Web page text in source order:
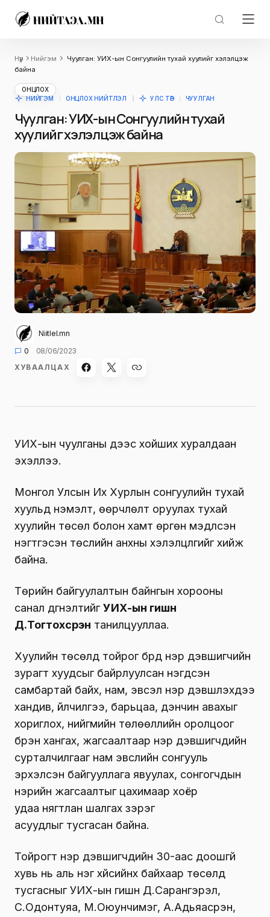
Нүүр Нийгэм
Чуулган: УИХ-ын Сонгуулийн тухай хуулийг хэлэлцэж
байна
ОНЦЛОХ
НИЙГЭМ
ОНЦЛОХ НИЙТЛЭЛ УЛС ТӨР ЧУУЛГАН
Чуулган: УИХ-ын Сонгуулийн тухай
хуулийг хэлэлцэж байна
Niitlel.mn
0
08/06/2023
ХУВААЛЦАХ
УИХ-ын чуулганы үдээс хойших хуралдаан
эхэллээ.
Монгол Улсын Их Хурлын сонгуулийн тухай
хуульд нэмэлт, өөрчлөлт оруулах тухай
хуулийн төсөл болон хамт өргөн мэдүүлсэн
нэгтгэсэн төслийн анхны хэлэлцүүлгийг хийж
байна.
Төрийн байгуулалтын байнгын хорооны
санал дүгнэлтийгУИХ-ын гишүүн
Д.Тогтохсүрэн танилцууллаа.
Хуулийн төсөлд тойрог бүрд нэр дэвшигчийн
зурагт хуудсыг байрлуулсан нэгдсэн
самбартай байх, нам, эвсэл нэр дэвшүүлэхдээ
хандив, үйлчилгээ, барьцаа, дэнчин авахыг
хориглох, нийгмийн төлөөллийн оролцоог
бүрэн хангах, жагсаалтаар нэр дэвшигчдийн
сурталчилгааг нам эвслийн сонгууль
эрхэлсэн байгууллага явуулах, сонгогчдын
нэрийн жагсаалтыг цахимаар хоёр
удаа нягтлан шалгах зэрэг
асуудлыг тусгасан байна.
Тойрогт нэр дэвшигчдийн 30-аас доошгүй
хувь нь аль нэг хүйсийнх байхаар төсөлд
тусгасныг УИХ-ын гишүүн Д.Сарангэрэл,
С.Одонтуяа, М.Оюунчимэг, А.Адьяасүрэн,